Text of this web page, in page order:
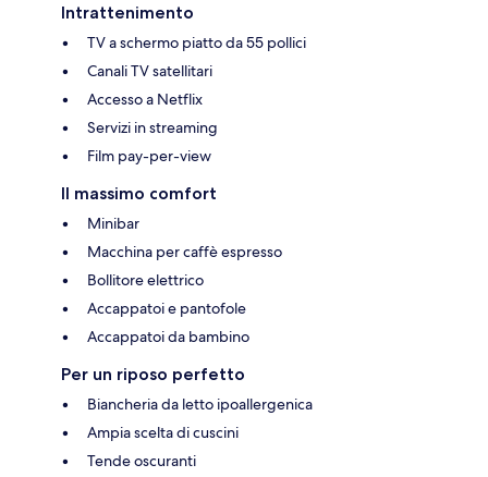
Intrattenimento
TV a schermo piatto da 55 pollici
Canali TV satellitari
Accesso a Netflix
Servizi in streaming
Film pay-per-view
Il massimo comfort
Minibar
Macchina per caffè espresso
Bollitore elettrico
Accappatoi e pantofole
Accappatoi da bambino
Per un riposo perfetto
Biancheria da letto ipoallergenica
Ampia scelta di cuscini
Tende oscuranti